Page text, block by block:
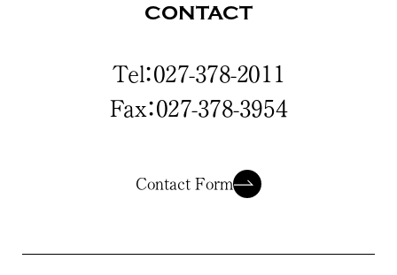
CONTACT
Tel：027-378-2011
Fax：027-378-3954
Contact Form